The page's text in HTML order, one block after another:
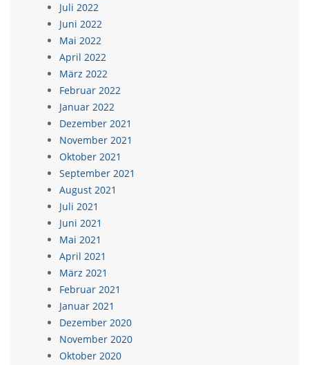
Juli 2022
Juni 2022
Mai 2022
April 2022
März 2022
Februar 2022
Januar 2022
Dezember 2021
November 2021
Oktober 2021
September 2021
August 2021
Juli 2021
Juni 2021
Mai 2021
April 2021
März 2021
Februar 2021
Januar 2021
Dezember 2020
November 2020
Oktober 2020